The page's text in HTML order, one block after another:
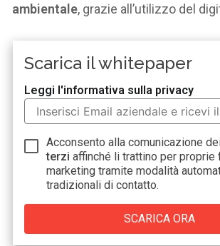
ambientale, grazie all’utilizzo del
Scarica il whitepaper
Leggi l'informativa sulla privacy
Acconsento alla comunicazione
terzi affinché li trattino per proprie
marketing tramite modalità
tradizionali di contatto.